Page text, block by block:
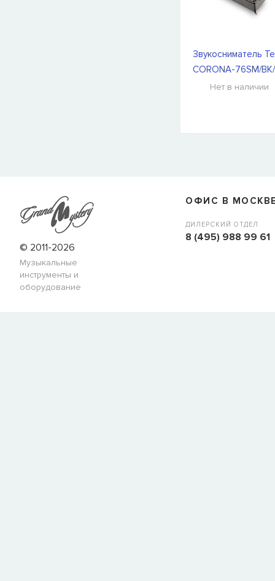
Звукосниматель
CORONA-76SM/
Нет в наличии
наличии, но вы можете оставить заявку и мы сообщим
когда товар можно будет купить.
Имя
E-mail
© 2011-2026
Музыкальные
инструменты и
оборудование
ОФИС В
ДИЛЕРСКИЙ ОТДЕЛ
8 (495) 988 99 61